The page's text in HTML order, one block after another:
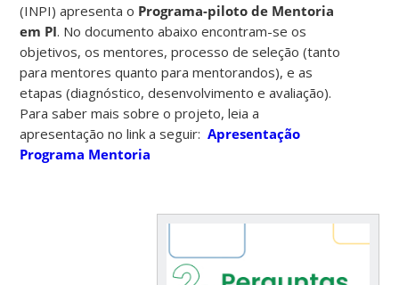
(INPI) apresenta o Programa-piloto de Mentoria
em PI. No documento abaixo encontram-se os
objetivos, os mentores, processo de seleção (tanto
para mentores quanto para mentorandos), e as
etapas (diagnóstico, desenvolvimento e avaliação).
Para saber mais sobre o projeto, leia a
apresentação no link a seguir:Apresentação
Programa Mentoria